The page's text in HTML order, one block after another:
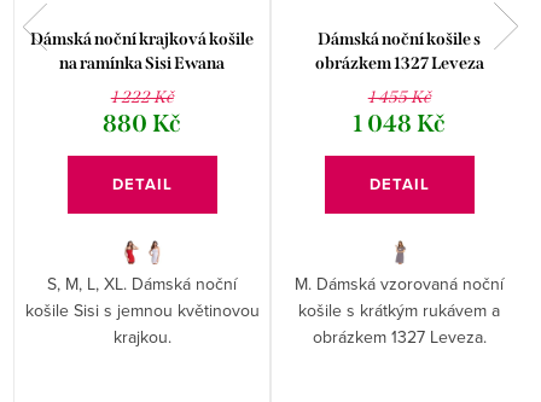
Dámská noční krajková košile
na ramínka Sisi Ewana
1 222 Kč
880 Kč
DETAIL
S, M, L, XL. Dámská noční
košile Sisi s jemnou květinovou
krajkou.
Dámská noční košile s
obrázkem 1327 Leveza
1 455 Kč
1 048 Kč
DETAIL
M. Dámská vzorovaná noční
košile s krátkým rukávem a
obrázkem 1327 Leveza.